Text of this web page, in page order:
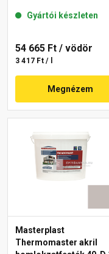
Gyártói készleten
54 665 Ft / vödör
3 417 Ft / l
Megnézem
Masterplast
Thermomaster akril